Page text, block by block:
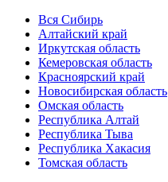
Вся Сибирь
Алтайский край
Иркутская область
Кемеровская область
Красноярский край
Новосибирская область
Омская область
Республика Алтай
Республика Тыва
Республика Хакасия
Томская область